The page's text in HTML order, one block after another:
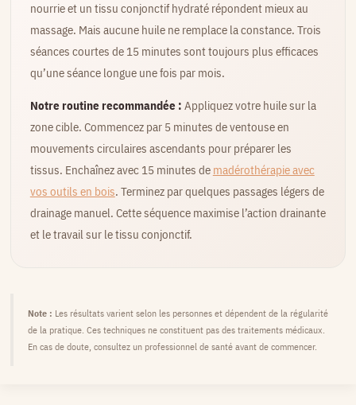
nourrie et un tissu conjonctif hydraté répondent mieux au
massage. Mais aucune huile ne remplace la constance. Trois
séances courtes de 15 minutes sont toujours plus efficaces
qu’une séance longue une fois par mois.
Notre routine recommandée : Appliquez votre huile sur la
zone cible. Commencez par 5 minutes de ventouse en
mouvements circulaires ascendants pour préparer les
tissus. Enchaînez avec 15 minutes de madérothérapie avec
vos outils en bois. Terminez par quelques passages légers de
drainage manuel. Cette séquence maximise l’action drainante
et le travail sur le tissu conjonctif.
Note : Les résultats varient selon les personnes et dépendent de la régularité
de la pratique. Ces techniques ne constituent pas des traitements médicaux.
En cas de doute, consultez un professionnel de santé avant de commencer.